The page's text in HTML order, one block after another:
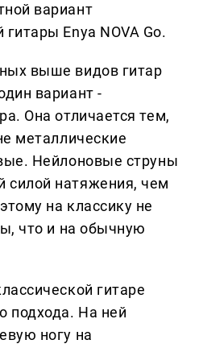
вариант
гитары Enya NOVA Go.
выше видов гитар
вариант -
Она отличается тем,
металлические
Нейлоновые струны
натяжения, чем
на классику не
что и на обычную
гитаре
подхода. На ней
ногу на